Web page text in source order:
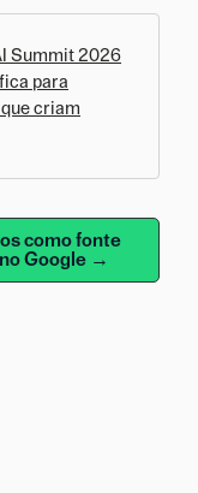
Summit 2026
para
criam
como fonte
Google →